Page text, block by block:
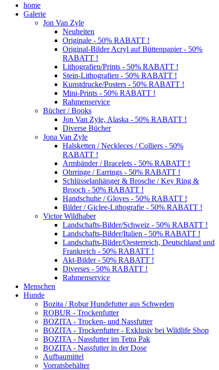
home
Galerie
Jon Van Zyle
Neuheiten
Originale - 50% RABATT !
Original-Bilder Acryl auf Büttenpapier - 50%
RABATT !
Lithografien/Prints - 50% RABATT !
Stein-Lithografien - 50% RABATT !
Kunstdrucke/Posters - 50% RABATT !
Mini-Prints - 50% RABATT !
Rahmenservice
Bücher / Books
Jon Van Zyle, Alaska - 50% RABATT !
Diverse Bücher
Jona Van Zyle
Halsketten / Neckleces / Colliers - 50%
RABATT !
Armbänder / Bracelets - 50% RABATT !
Ohrringe / Earrings - 50% RABATT !
Schlüsselanhänger & Brosche / Key Ring &
Brooch - 50% RABATT !
Handschuhe / Gloves - 50% RABATT !
Bilder / Giclee-Lithografie - 50% RABATT !
Victor Wildhaber
Landschafts-Bilder/Schweiz - 50% RABATT !
Landschafts-Bilder/Italien - 50% RABATT !
Landschafts-Bilder/Oesterreich, Deutschland und
Frankreich - 50% RABATT !
Akt-Bilder - 50% RABATT !
Diverses - 50% RABATT !
Rahmenservice
Menschen
Hunde
Bozita / Robur Hundefutter aus Schweden
ROBUR - Trockenfutter
BOZITA - Trocken- und Nassfutter
BOZITA - Trockenfutter - Exklusiv bei Wildlife Shop
BOZITA - Nassfutter im Tetra Pak
BOZITA - Nassfutter in der Dose
Aufbaumittel
Vorratsbehälter